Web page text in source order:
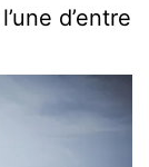
d’entre